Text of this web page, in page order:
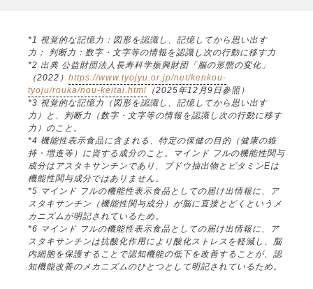
*1 視覚的な記憶力：図形を認識し、記憶してから思い出す
力； 判断力：数字・文字等の情報を認識し次の行動に移す力
*2 出典 公益財団法人長寿科学振興財団「脳の形態の変化」
（2022） https://www.tyojyu.or.jp/net/kenkou-
tyoju/rouka/nou-keitai.html （2025年12月9日参照）
*3 視覚的な記憶力（図形を認識し、記憶してから思い出す
力）と、判断力（数字・文字等の情報を認識し次の行動に移す
力）のこと。
*4 機能性表示食品に含まれる、特定の保健の目的（健康の維
持・増進等）に資する成分のこと。マインド フルの機能性関与
成分はアスタキサンチンであり、ブドウ抽出物とビタミンEは
機能性関与成分ではありません。
*5 マインド フルの機能性表示食品としての届け出情報に、ア
スタキサンチン（機能性関与成分）が脳に直接とどくというメ
カニズムが明記されているため。
*6 マインド フルの機能性表示食品としての届け出情報に、ア
スタキサンチンは抗酸化作用により酸化ストレスを軽減し、脳
内細胞を保護することで認知機能の低下を改善することが、認
知機能改善のメカニズムのひとつとして明記されているため。